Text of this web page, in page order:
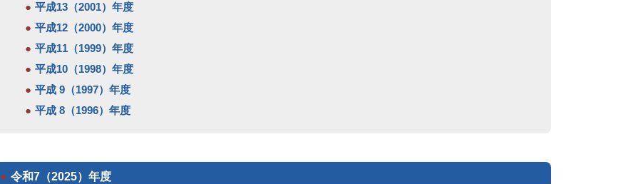
平成13（2001）年度
平成12（2000）年度
平成11（1999）年度
平成10（1998）年度
平成 9（1997）年度
平成 8（1996）年度
令和7（2025）年度